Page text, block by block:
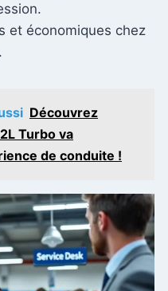
et économiques chez
Découvrez
Turbo va
de conduite !